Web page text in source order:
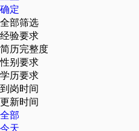
确定
全部筛选
经验要求
简历完整度
性别要求
学历要求
到岗时间
更新时间
全部
今天